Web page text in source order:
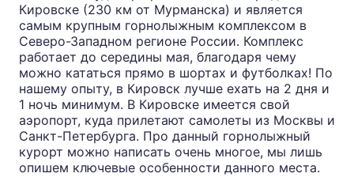
Кировске (230 км от Мурманска) и является
самым крупным горнолыжным комплексом в
Северо-Западном регионе России. Комплекс
работает до середины мая, благодаря чему
можно кататься прямо в шортах и футболках! По
нашему опыту, в Кировск лучше ехать на 2 дня и
1 ночь минимум. В Кировске имеется свой
аэропорт, куда прилетают самолеты из Москвы и
Санкт-Петербурга. Про данный горнолыжный
курорт можно написать очень многое, мы лишь
опишем ключевые особенности данного места.